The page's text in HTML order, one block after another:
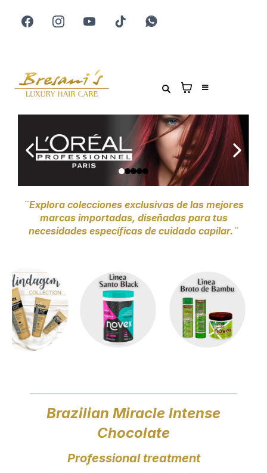
¨Explora colecciones exclusivas de las mejores
marcas importadas, diseñadas para tus
necesidades específicas de cuidado capilar.¨
Brazilian Miracle Intense
Chocolate
Professional treatment